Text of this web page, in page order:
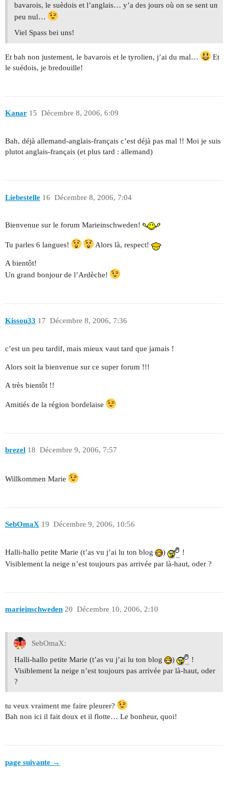
bavarois, le suèdois et l’anglais… y’a des jours où on se sent un
peu nul…
Viel Spass bei uns!
Et bah non justement, le bavarois et le tyrolien, j’ai du mal…
Et
le suédois, je bredouille!
Kanar Décembre 8, 2006, 6:09
15
Bah, déjà allemand-anglais-français c’est déjà pas mal !! Moi je suis
plutot anglais-français (et plus tard : allemand)
Liebestelle Décembre 8, 2006, 7:04
16
Bienvenue sur le forum Marieinschweden!
Tu parles 6 langues! Alors là, respect!
A bientôt!
Un grand bonjour de l’Ardèche!
Kissou33 Décembre 8, 2006, 7:36
17
c’est un peu tardif, mais mieux vaut tard que jamais !
Alors soit la bienvenue sur ce super forum !!!
A très bientôt !!
Amitiés de la région bordelaise
brezel Décembre 9, 2006, 7:57
18
Willkommen Marie
SebOmaX Décembre 9, 2006, 10:56
19
Halli-hallo petite Marie (t’as vu j’ai lu ton blog )
!
Visiblement la neige n’est toujours pas arrivée par là-haut, oder ?
marieinschweden Décembre 10, 2006, 2:10
20
SebOmaX:
Halli-hallo petite Marie (t’as vu j’ai lu ton blog
)
!
Visiblement la neige n’est toujours pas arrivée par là-haut, oder
?
tu veux vraiment me faire pleurer?
Bah non ici il fait doux et il flotte… Le bonheur, quoi!
page suivante →